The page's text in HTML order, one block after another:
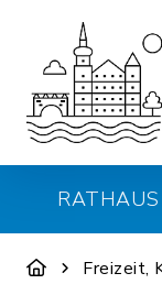
RATHAUS
Freizeit,